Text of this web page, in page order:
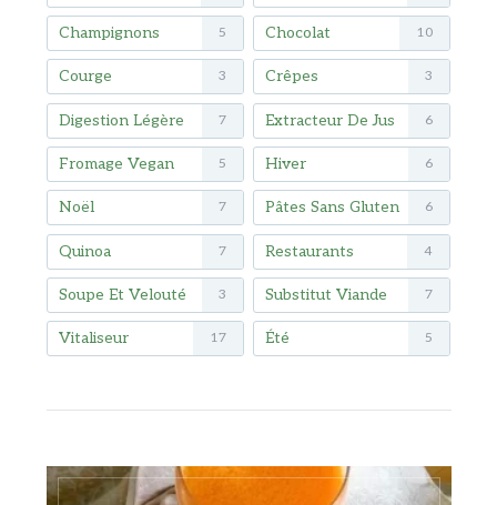
Champignons 5 Chocolat 10
Courge 3 Crêpes 3
Digestion Légère 7 Extracteur De Jus 6
Fromage Vegan 5 Hiver 6
Noël 7 Pâtes Sans Gluten 6
Quinoa 7 Restaurants 4
Soupe Et Velouté 3 Substitut Viande 7
Vitaliseur 17 Été 5